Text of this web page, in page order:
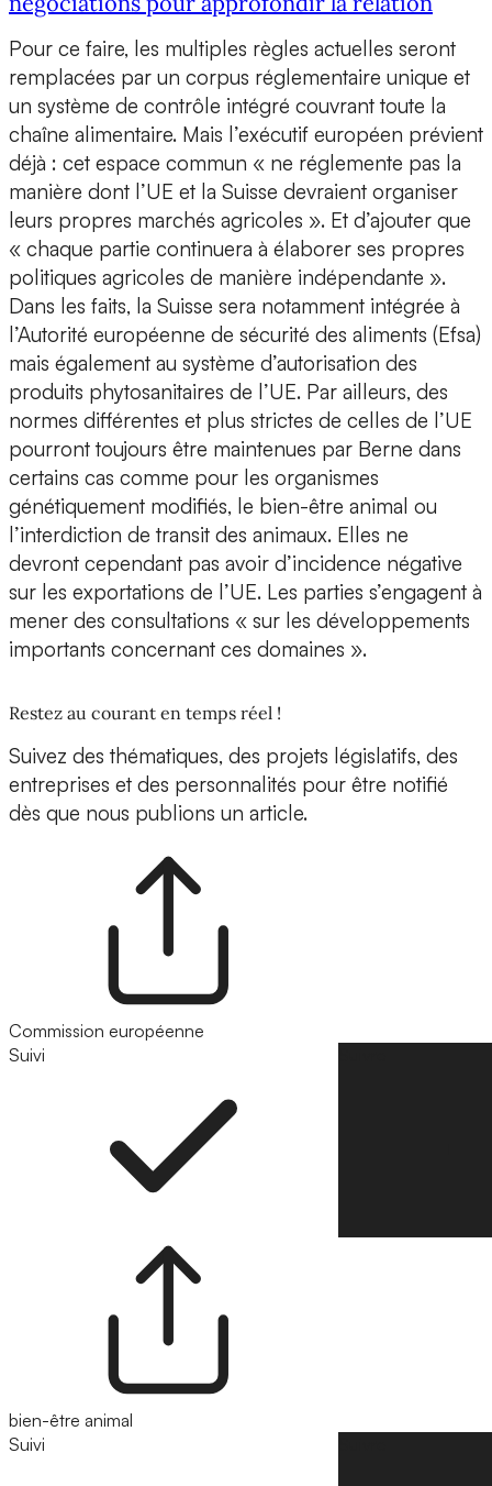
Pour ce faire, les multiples règles actuelles seront
remplacées par un corpus réglementaire unique et
un système de contrôle intégré couvrant toute la
chaîne alimentaire. Mais l’exécutif européen prévient
déjà : cet espace commun « ne réglemente pas la
manière dont l’UE et la Suisse devraient organiser
leurs propres marchés agricoles ». Et d’ajouter que
« chaque partie continuera à élaborer ses propres
politiques agricoles de manière indépendante ».
Dans les faits, la Suisse sera notamment intégrée à
l’Autorité européenne de sécurité des aliments (Efsa)
mais également au système d’autorisation des
produits phytosanitaires de l’UE. Par ailleurs, des
normes différentes et plus strictes de celles de l’UE
pourront toujours être maintenues par Berne dans
certains cas comme pour les organismes
génétiquement modifiés, le bien-être animal ou
l’interdiction de transit des animaux. Elles ne
devront cependant pas avoir d’incidence négative
sur les exportations de l’UE. Les parties s’engagent à
mener des consultations « sur les développements
importants concernant ces domaines ».
Restez au courant en temps réel !
Suivez des thématiques, des projets législatifs, des
entreprises et des personnalités pour être notifié
dès que nous publions un article.
Commission européenne
Suivi
bien-être animal
Suivi